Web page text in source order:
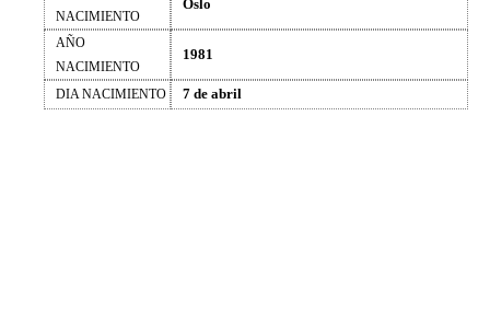
NACIMIENTO
Oslo
AÑO
NACIMIENTO
1981
DIA NACIMIENTO 7 de abril